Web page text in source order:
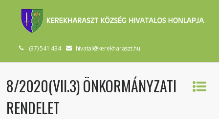
(37) 541 434 hivatal@kerekharaszt.hu
8/2020(VII.3) ÖNKORMÁNYZATI
RENDELET